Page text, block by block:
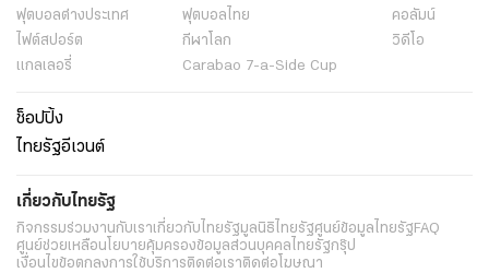
ฟุตบอลต่่างประเทศ ฟุตบอลไทย
คอลัมน์
ไฟต์สปอร์ต
กีฬาโลก
วิดีโอ
แกลเลอรี่
Carabao 7-a-Side Cup
ช็อปปิ้ง
ไทยรัฐอีเวนต์
เกี่ยวกับไทยรัฐ
กิจกรรมร่วมงานกับเราเกี่ยวกับไทยรัฐมูลนิธิไทยรัฐศูนย์ข้อมูลไทยรัฐFAQ
ศูนย์ช่วยเหลือนโยบายคุ้มครองข้อมูลส่วนบุคคลไทยรัฐกรุ๊ป
เงื่อนไขข้อตกลงการใช้บริการติดต่อเราติดต่อโฆษณา